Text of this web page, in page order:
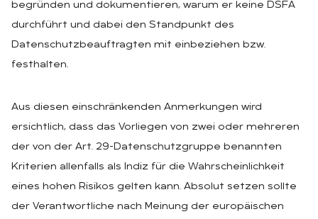
begründen und dokumentieren, warum er keine DSFA
durchführt und dabei den Standpunkt des
Datenschutzbeauftragten mit einbeziehen bzw.
festhalten.
Aus diesen einschränkenden Anmerkungen wird
ersichtlich, dass das Vorliegen von zwei oder mehreren
der von der Art. 29-Datenschutzgruppe benannten
Kriterien allenfalls als Indiz für die Wahrscheinlichkeit
eines hohen Risikos gelten kann. Absolut setzen sollte
der Verantwortliche nach Meinung der europäischen